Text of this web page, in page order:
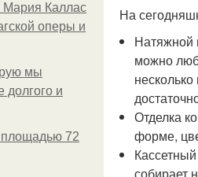
Мария Каллас
оперы и
мы
долгого и
площадью 72
На
Натяжной
можно
Отделка
форме,